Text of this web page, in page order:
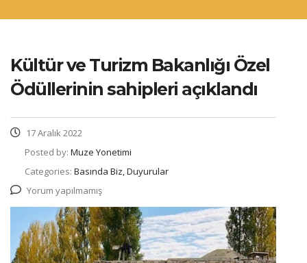
Kültür ve Turizm Bakanlığı Özel
Ödüllerinin sahipleri açıklandı
17 Aralık 2022
Posted by: Muze Yonetimi
Categories: Basında Biz, Duyurular
Yorum yapılmamış